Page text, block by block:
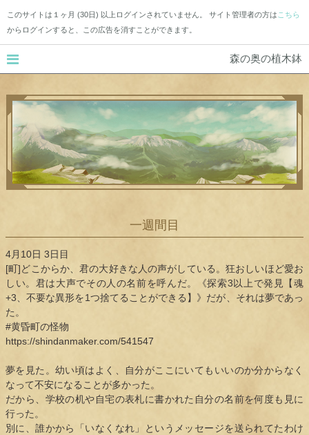
このサイトは１ヶ月 (30日) 以上ログインされていません。 サイト管理者の方は こちら
からログインすると、この広告を消すことができます。
森の奥の植木鉢
一週間目
4月10日 3日目
[町]どこからか、君の大好きな人の声がしている。狂おしいほど愛お
しい。君は大声でその人の名前を呼んだ。《探索3以上で発見【魂
+3、不要な異形を1つ捨てることができる】》だが、それは夢であっ
た。
#黄昏町の怪物
https://shindanmaker.com/541547
夢を見た。幼い頃はよく、自分がここにいてもいいのか分からなく
なって不安になることが多かった。
だから、学校の机や自宅の表札に書かれた自分の名前を何度も見に
行った。
別に、誰かから「いなくなれ」というメッセージを送られてたわけ